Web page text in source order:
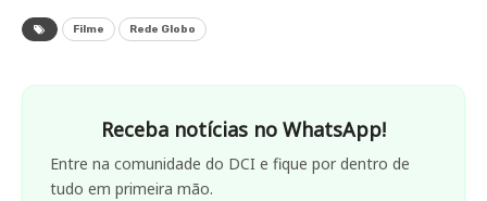
Filme Rede Globo
Receba notícias no WhatsApp!
Entre na comunidade do DCI e fique por dentro de
tudo em primeira mão.